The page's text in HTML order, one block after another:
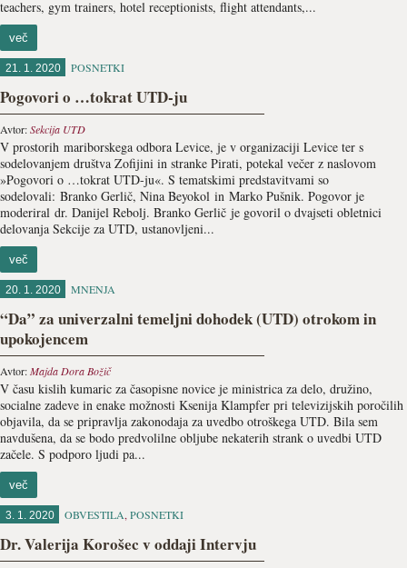
teachers, gym trainers, hotel receptionists, flight attendants,...
več
21. 1. 2020 POSNETKI
Pogovori o …tokrat UTD-ju
Avtor:Sekcija UTD
V prostorih mariborskega odbora Levice, je v organizaciji Levice ter s
sodelovanjem društva Zofijini in stranke Pirati, potekal večer z naslovom
»Pogovori o …tokrat UTD-ju«. S tematskimi predstavitvami so
sodelovali: Branko Gerlič, Nina Beyokol in Marko Pušnik. Pogovor je
moderiral dr. Danijel Rebolj. Branko Gerlič je govoril o dvajseti obletnici
delovanja Sekcije za UTD, ustanovljeni...
več
20. 1. 2020 MNENJA
“Da” za univerzalni temeljni dohodek (UTD) otrokom in
upokojencem
Avtor:Majda Dora Božič
V času kislih kumaric za časopisne novice je ministrica za delo, družino,
socialne zadeve in enake možnosti Ksenija Klampfer pri televizijskih poročilih
objavila, da se pripravlja zakonodaja za uvedbo otroškega UTD. Bila sem
navdušena, da se bodo predvolilne obljube nekaterih strank o uvedbi UTD
začele. S podporo ljudi pa...
več
3. 1. 2020 OBVESTILA, POSNETKI
Dr. Valerija Korošec v oddaji Intervju